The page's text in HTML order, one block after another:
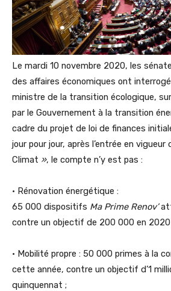
Le mardi 10 novembre 2020, les
des affaires économiques ont
ministre de la transition écologique,
par le Gouvernement à la transition
cadre du projet de loi de finances
jour pour jour, après l’entrée en vigueur
Climat », le compte n’y est pas :
• Rénovation énergétique :
65 000 dispositifs Ma Prime Renov’
contre un objectif de 200 000 en 2020
• Mobilité propre : 50 000 primes à la
cette année, contre un objectif d’1
quinquennat ;